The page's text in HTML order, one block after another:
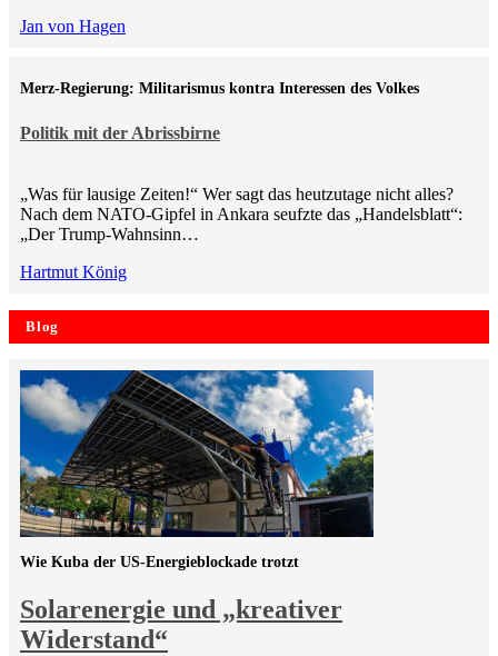
Jan von Hagen
Politik mit der Abrissbirne
Merz-Regierung: Militarismus kontra Inte­ressen des Volkes
„Was für lausige Zeiten!“ Wer sagt das heutzutage nicht alles?
Nach dem NATO-Gipfel in Ankara seufzte das „Handelsblatt“:
„Der Trump-Wahnsinn…
Hartmut König
Blog
Solarenergie und „kreativer
Widerstand“
Wie Kuba der US-Energieblockade trotzt